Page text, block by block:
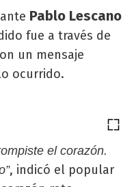
Pablo Lescano
fue a través de
un mensaje
ocurrido.
el corazón.
, indicó el popular